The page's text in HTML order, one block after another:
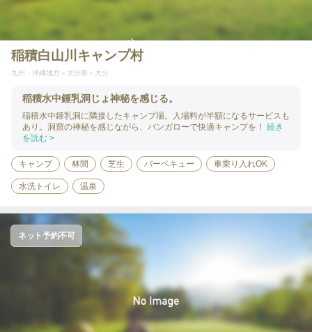
稲積白山川キャンプ村
九州・沖縄地方 大分県 大分
稲積水中鍾乳洞じょ神秘を感じる。
稲積水中鍾乳洞に隣接したキャンプ場。入場料が半額になるサービスも
あり。洞窟の神秘を感じながら、バンガローで快適キャンプを！ 続き
を読む >
キャンプ 林間 芝生 バーベキュー 車乗り入れOK
水洗トイレ 温泉
ネット予約不可